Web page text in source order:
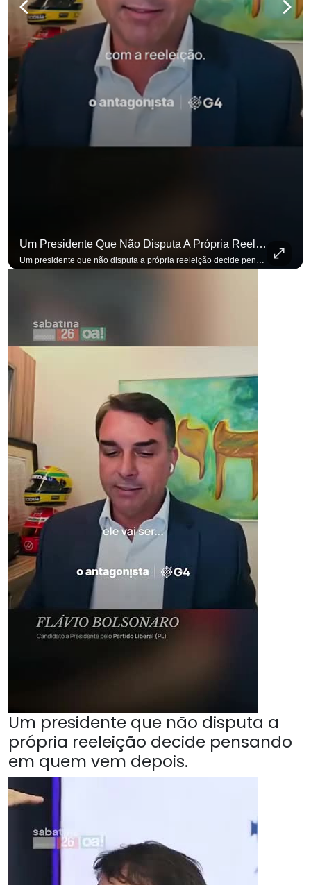
Um Presidente Que Não Disputa A Própria Reeleição Decide Pensando Em Quem Vem Depois.
Um presidente que não disputa a
própria reeleição decide pensando
em quem vem depois.